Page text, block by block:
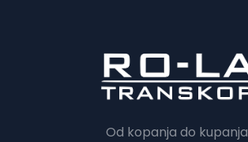
Od kopanja do kupanja